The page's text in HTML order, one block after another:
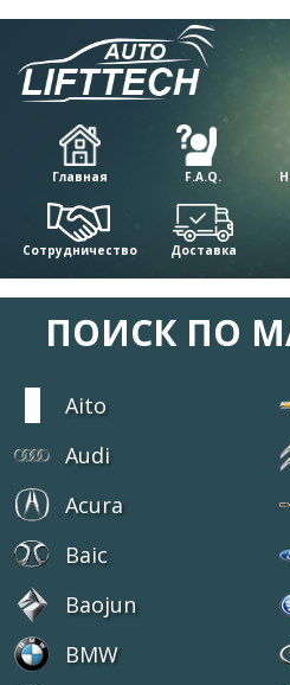
Главная F.A.Q.
Сотрудничество Доставка
ПОИСК ПО
Aito
Audi
Acura
Baic
Baojun
BMW